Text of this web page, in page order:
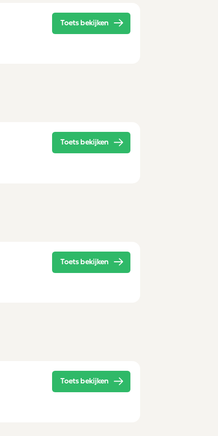
Toets bekijken
Toets bekijken
Toets bekijken
Toets bekijken